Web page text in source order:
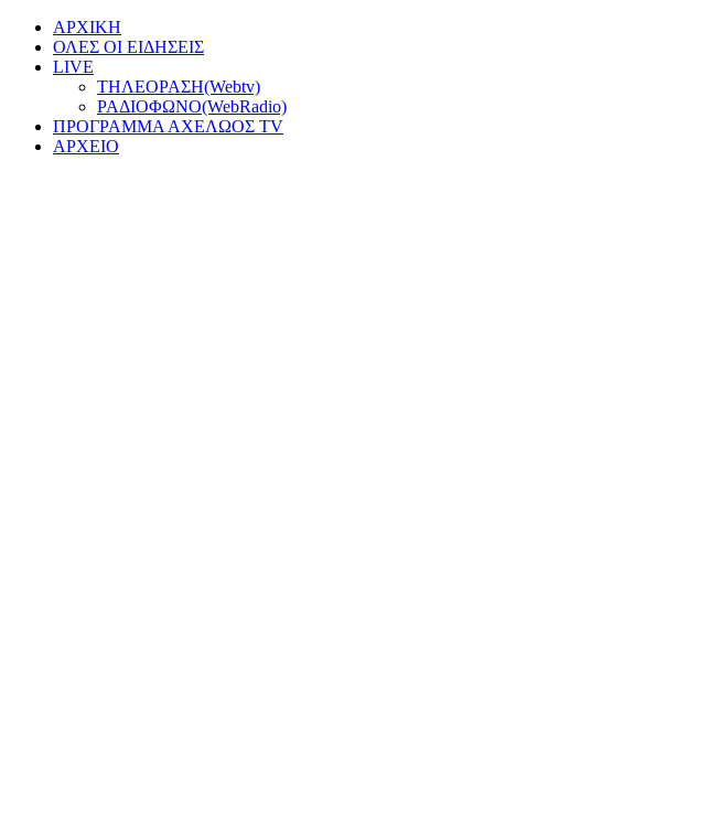
ΑΡΧΙΚΗ
ΟΛΕΣ ΟΙ ΕΙΔΗΣΕΙΣ
LIVE
ΤΗΛΕΟΡΑΣΗ(Webtv)
ΡΑΔΙΟΦΩΝΟ(WebRadio)
ΠΡΟΓΡΑΜΜΑ ΑΧΕΛΩΟΣ TV
ΑΡΧΕΙΟ